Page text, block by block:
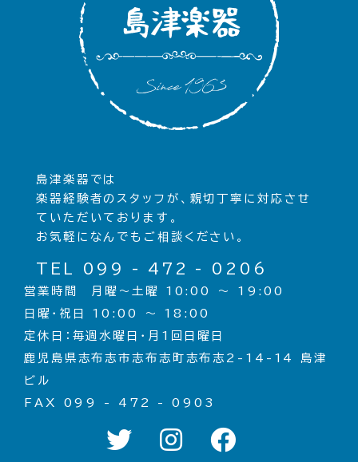
島津楽器では
楽器経験者のスタッフが、親切丁寧に対応させ
ていただいております。
お気軽になんでもご相談ください。
TEL 099 - 472 - 0206
営業時間 月曜〜土曜 10:00 〜 19:00
日曜・祝日 10:00 〜 18:00
定休日：毎週水曜日・月1回日曜日
鹿児島県志布志市志布志町志布志2-14-14 島津
ビル
FAX 099 - 472 - 0903